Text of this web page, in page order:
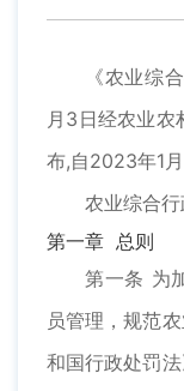
《农业综
月3日经农业农
布,自2023年1月
农业综合
第一章 总则
第一条 为
员管理，规范
和国行政处罚